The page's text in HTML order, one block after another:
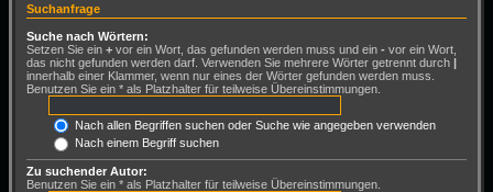
Suchanfrage
Suche nach Wörtern:
Setzen Sie ein + vor ein Wort, das gefunden werden muss und ein - vor ein Wort,
das nicht gefunden werden darf. Verwenden Sie mehrere Wörter getrennt durch |
innerhalb einer Klammer, wenn nur eines der Wörter gefunden werden muss.
Benutzen Sie ein * als Platzhalter für teilweise Übereinstimmungen.
Nach allen Begriffen suchen oder Suche wie angegeben verwenden
Nach einem Begriff suchen
Zu suchender Autor:
Benutzen Sie ein * als Platzhalter für teilweise Übereinstimmungen.